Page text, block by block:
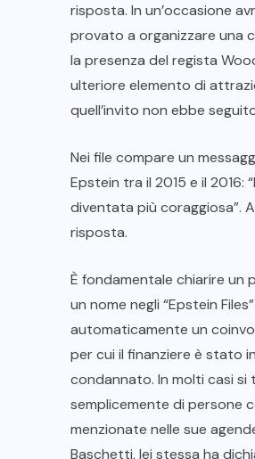
risposta. In un’occasione
provato a organizzare una
la presenza del regista
ulteriore elemento di
quell’invito non ebbe
Nei file compare un
Epstein tra il 2015 e il 2016:
diventata più coraggiosa”.
risposta.
È fondamentale chiarire un
un nome negli “Epstein
automaticamente un
per cui il finanziere è stato
condannato. In molti casi
semplicemente di persone
menzionate nelle sue
Baschetti, lei stessa ha